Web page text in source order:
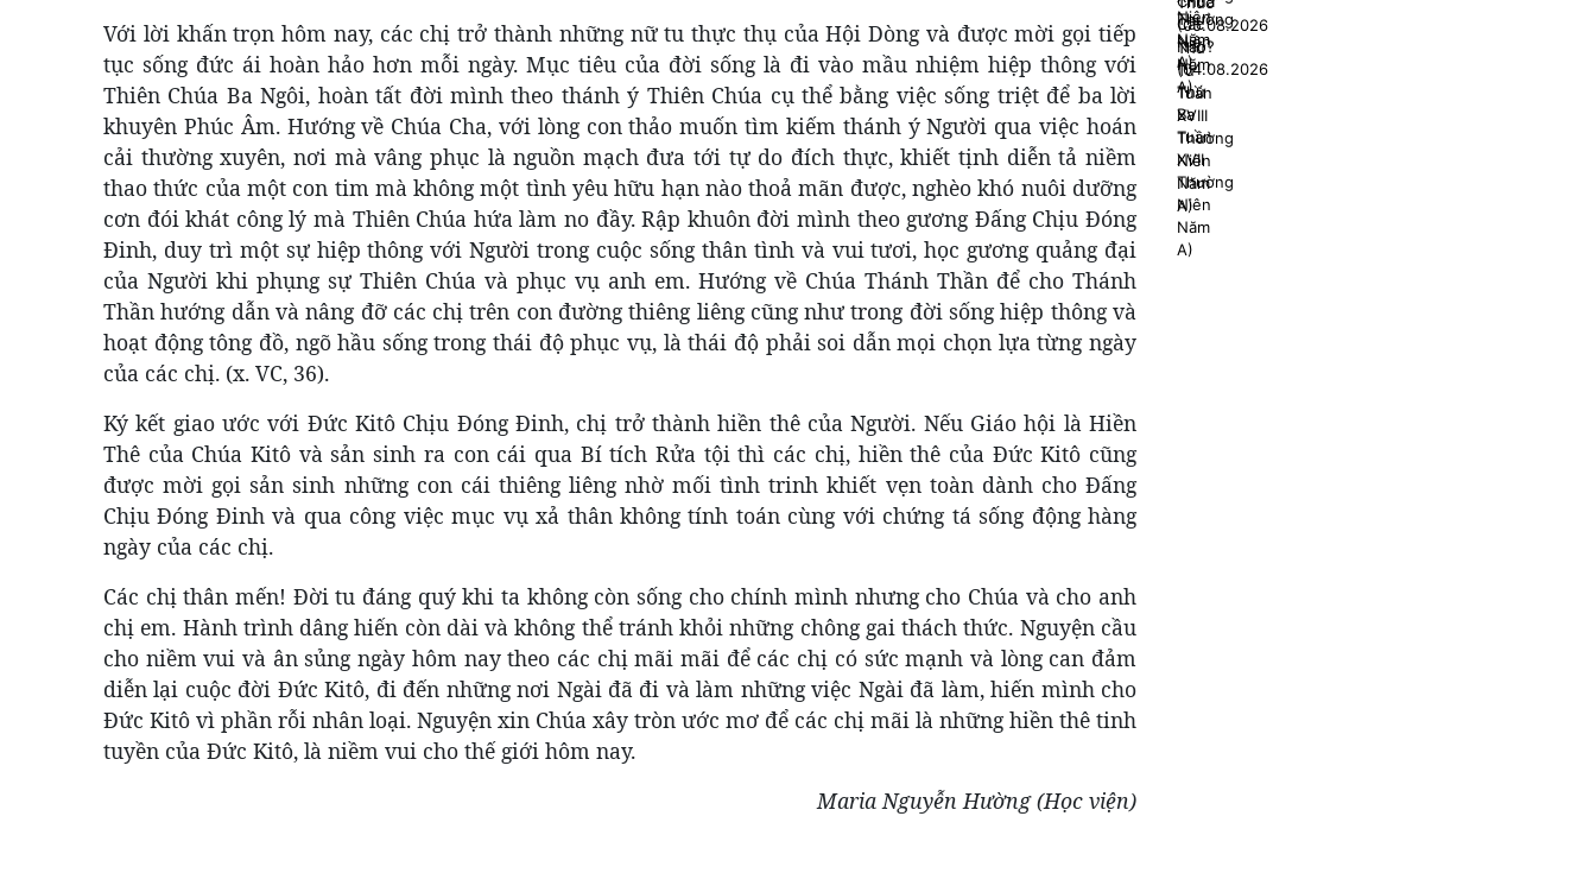
Với lời khấn trọn hôm nay, các chị trở thành những nữ tu thực thụ của Hội Dòng và được mời gọi tiếp
tục sống đức ái hoàn hảo hơn mỗi ngày. Mục tiêu của đời sống là đi vào mầu nhiệm hiệp thông với
Thiên Chúa Ba Ngôi, hoàn tất đời mình theo thánh ý Thiên Chúa cụ thể bằng việc sống triệt để ba lời
khuyên Phúc Âm. Hướng về Chúa Cha, với lòng con thảo muốn tìm kiếm thánh ý Người qua việc hoán
cải thường xuyên, nơi mà vâng phục là nguồn mạch đưa tới tự do đích thực, khiết tịnh diễn tả niềm
thao thức của một con tim mà không một tình yêu hữu hạn nào thoả mãn được, nghèo khó nuôi dưỡng
cơn đói khát công lý mà Thiên Chúa hứa làm no đầy. Rập khuôn đời mình theo gương Đấng Chịu Đóng
Đinh, duy trì một sự hiệp thông với Người trong cuộc sống thân tình và vui tươi, học gương quảng đại
của Người khi phụng sự Thiên Chúa và phục vụ anh em. Hướng về Chúa Thánh Thần để cho Thánh
Thần hướng dẫn và nâng đỡ các chị trên con đường thiêng liêng cũng như trong đời sống hiệp thông và
hoạt động tông đồ, ngõ hầu sống trong thái độ phục vụ, là thái độ phải soi dẫn mọi chọn lựa từng ngày
của các chị. (x. VC, 36).
Ký kết giao ước với Đức Kitô Chịu Đóng Đinh, chị trở thành hiền thê của Người. Nếu Giáo hội là Hiền
Thê của Chúa Kitô và sản sinh ra con cái qua Bí tích Rửa tội thì các chị, hiền thê của Đức Kitô cũng
được mời gọi sản sinh những con cái thiêng liêng nhờ mối tình trinh khiết vẹn toàn dành cho Đấng
Chịu Đóng Đinh và qua công việc mục vụ xả thân không tính toán cùng với chứng tá sống động hàng
ngày của các chị.
Các chị thân mến! Đời tu đáng quý khi ta không còn sống cho chính mình nhưng cho Chúa và cho anh
chị em. Hành trình dâng hiến còn dài và không thể tránh khỏi những chông gai thách thức. Nguyện cầu
cho niềm vui và ân sủng ngày hôm nay theo các chị mãi mãi để các chị có sức mạnh và lòng can đảm
diễn lại cuộc đời Đức Kitô, đi đến những nơi Ngài đã đi và làm những việc Ngài đã làm, hiến mình cho
Đức Kitô vì phần rỗi nhân loại. Nguyện xin Chúa xây tròn ước mơ để các chị mãi là những hiền thê tinh
tuyền của Đức Kitô, là niềm vui cho thế giới hôm nay.
Maria Nguyễn Hường (Học viện)